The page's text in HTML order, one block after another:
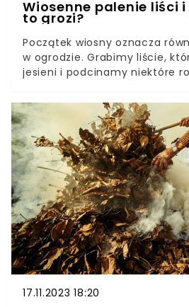
Wiosenne palenie liści i
to grozi?
Początek wiosny oznacza
w ogrodzie. Grabimy liście,
jesieni i podcinamy niektóre
wiosennych
gałęzie i inne odpady, które
czasie prac na działce czy w
takie pozbywanie się
legalne. Teraz sytuacja się
możemy palić odpady
17.11.2023 18:20